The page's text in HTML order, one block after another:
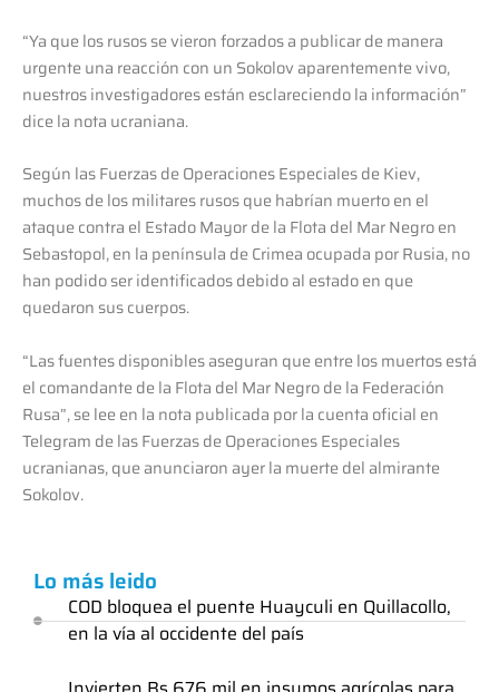
“Ya que los rusos se vieron forzados a publicar de manera
urgente una reacción con un Sokolov aparentemente vivo,
nuestros investigadores están esclareciendo la información”
dice la nota ucraniana.
Según las Fuerzas de Operaciones Especiales de Kiev,
muchos de los militares rusos que habrían muerto en el
ataque contra el Estado Mayor de la Flota del Mar Negro en
Sebastopol, en la península de Crimea ocupada por Rusia, no
han podido ser identificados debido al estado en que
quedaron sus cuerpos.
“Las fuentes disponibles aseguran que entre los muertos está
el comandante de la Flota del Mar Negro de la Federación
Rusa”, se lee en la nota publicada por la cuenta oficial en
Telegram de las Fuerzas de Operaciones Especiales
ucranianas, que anunciaron ayer la muerte del almirante
Sokolov.
Lo más leido
COD bloquea el puente Huayculi en Quillacollo,
en la vía al occidente del país